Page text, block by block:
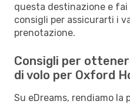
questa destinazione e
consigli per assicurarti i
prenotazione.
Consigli per
di volo per Oxford
Su eDreams, rendiamo la